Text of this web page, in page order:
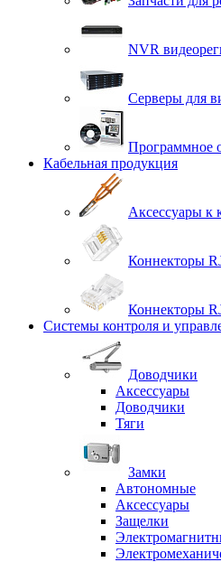
NVR
Серверы для
Программное
Кабельная продукция
Аксессуары к
Коннекторы
Коннекторы
Системы контроля и
Доводчики
Аксессуары
Доводчики
Тяги
Замки
Автономные
Аксессуары
Защелки